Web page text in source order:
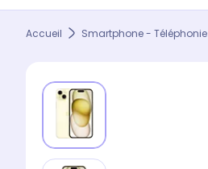
Accueil Smartphone - Téléphonie